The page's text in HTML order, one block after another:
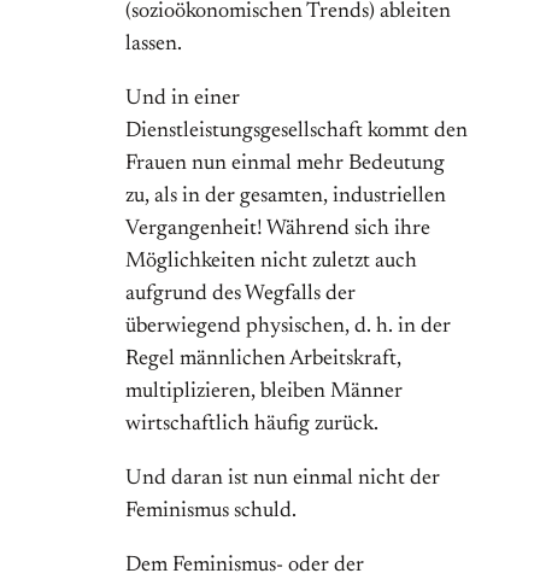
(sozioökonomischen Trends) ableiten
lassen.
Und in einer
Dienstleistungsgesellschaft kommt den
Frauen nun einmal mehr Bedeutung
zu, als in der gesamten, industriellen
Vergangenheit! Während sich ihre
Möglichkeiten nicht zuletzt auch
aufgrund des Wegfalls der
überwiegend physischen, d. h. in der
Regel männlichen Arbeitskraft,
multiplizieren, bleiben Männer
wirtschaftlich häufig zurück.
Und daran ist nun einmal nicht der
Feminismus schuld.
Dem Feminismus- oder der